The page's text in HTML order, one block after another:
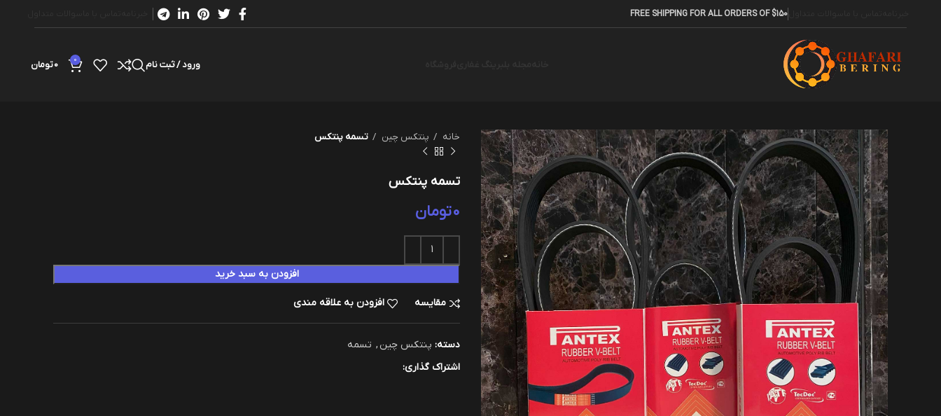
FREE SHIPPING FOR ALL ORDERS OF $150
ورود / ثبت نام 0
0تومان
خانه پنتکس چین تسمه پنتکس
تسمه پنتکس
0تومان
افزودن به سبد خرید
مقایسه افزودن به علاقه مندی
دسته: پنتکس چین , تسمه
اشتراک گذاری: